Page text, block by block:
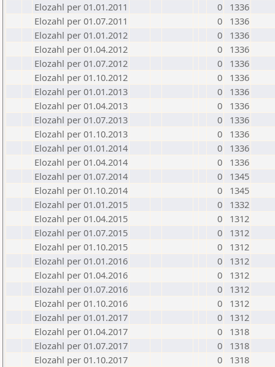
Elozahl per 01.01.2011
0
1336
Elozahl per 01.07.2011
0
1336
Elozahl per 01.01.2012
0
1336
Elozahl per 01.04.2012
0
1336
Elozahl per 01.07.2012
0
1336
Elozahl per 01.10.2012
0
1336
Elozahl per 01.01.2013
0
1336
Elozahl per 01.04.2013
0
1336
Elozahl per 01.07.2013
0
1336
Elozahl per 01.10.2013
0
1336
Elozahl per 01.01.2014
0
1336
Elozahl per 01.04.2014
0
1336
Elozahl per 01.07.2014
0
1345
Elozahl per 01.10.2014
0
1345
Elozahl per 01.01.2015
0
1332
Elozahl per 01.04.2015
0
1312
Elozahl per 01.07.2015
0
1312
Elozahl per 01.10.2015
0
1312
Elozahl per 01.01.2016
0
1312
Elozahl per 01.04.2016
0
1312
Elozahl per 01.07.2016
0
1312
Elozahl per 01.10.2016
0
1312
Elozahl per 01.01.2017
0
1312
Elozahl per 01.04.2017
0
1318
Elozahl per 01.07.2017
0
1318
Elozahl per 01.10.2017
0
1318